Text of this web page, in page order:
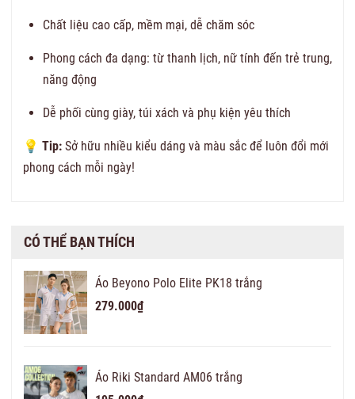
Chất liệu cao cấp, mềm mại, dễ chăm sóc
Phong cách đa dạng: từ thanh lịch, nữ tính đến trẻ trung,
năng động
Dễ phối cùng giày, túi xách và phụ kiện yêu thích
💡 Tip: Sở hữu nhiều kiểu dáng và màu sắc để luôn đổi mới
phong cách mỗi ngày!
CÓ THỂ BẠN THÍCH
Áo Beyono Polo Elite PK18 trắng
279.000₫
Áo Riki Standard AM06 trắng